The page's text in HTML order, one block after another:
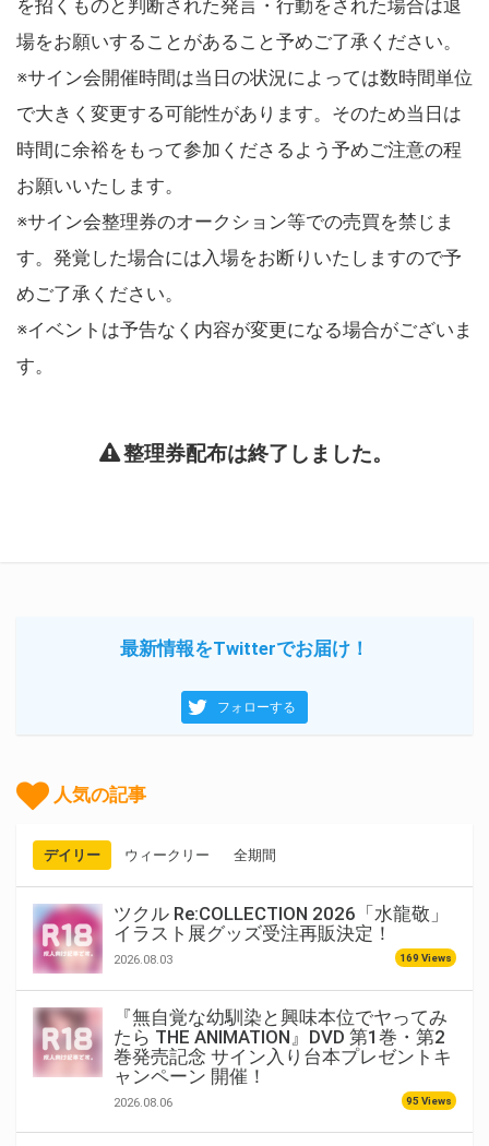
を招くものと判断された発言・行動をされた場合は退
場をお願いすることがあること予めご了承ください。
※サイン会開催時間は当日の状況によっては数時間単位
で大きく変更する可能性があります。そのため当日は
時間に余裕をもって参加くださるよう予めご注意の程
お願いいたします。
※サイン会整理券のオークション等での売買を禁じま
す。発覚した場合には入場をお断りいたしますので予
めご了承ください。
※イベントは予告なく内容が変更になる場合がございま
す。
整理券配布は終了しました。
最新情報をTwitterでお届け！
フォローする
人気の記事
デイリー ウィークリー 全期間
ツクル Re:COLLECTION 2026「水龍敬」
イラスト展グッズ受注再販決定！
2026.08.03 169 Views
『無自覚な幼馴染と興味本位でヤってみ
たら THE ANIMATION』DVD 第1巻・第2
巻発売記念 サイン入り台本プレゼントキ
ャンペーン 開催！
2026.08.06 95 Views